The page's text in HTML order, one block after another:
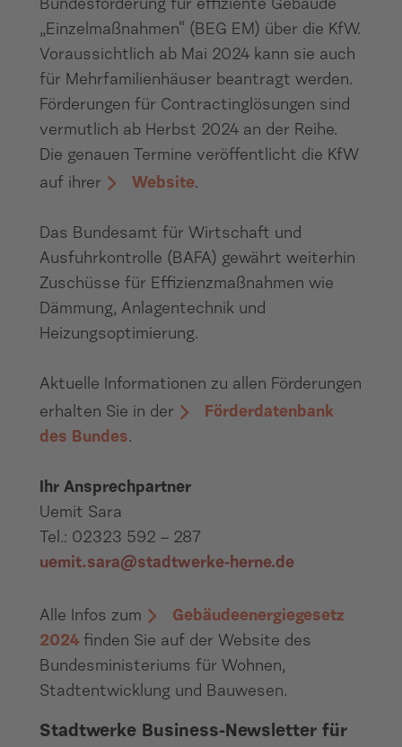
Bundesförderung für effiziente Gebäude
„Einzelmaßnahmen“ (BEG EM) über die KfW.
Voraussichtlich ab Mai 2024 kann sie auch
für Mehrfamilienhäuser beantragt werden.
Förderungen für Contractinglösungen sind
vermutlich ab Herbst 2024 an der Reihe.
Die genauen Termine veröffentlicht die KfW
auf ihrer
Website.
Das Bundesamt für Wirtschaft und
Ausfuhrkontrolle (BAFA) gewährt weiterhin
Zuschüsse für Effizienzmaßnahmen wie
Dämmung, Anlagentechnik und
Heizungsoptimierung.
Aktuelle Informationen zu allen Förderungen
erhalten Sie in der
Förderdatenbank
des Bundes.
Ihr Ansprechpartner
Uemit Sara
Tel.: 02323 592 – 287
uemit.sara@stadtwerke-herne.de
Alle Infos zum
Gebäudeenergiegesetz
2024 finden Sie auf der Website des
Bundesministeriums für Wohnen,
Stadtentwicklung und Bauwesen.
Stadtwerke Business-Newsletter für